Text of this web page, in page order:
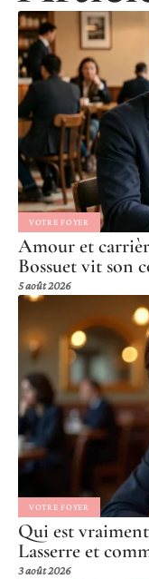
VOTRE FOYER
Amour et
Bossuet vit son
5 août 2026
VOTRE FOYER
Qui est
Lasserre et
3 août 2026